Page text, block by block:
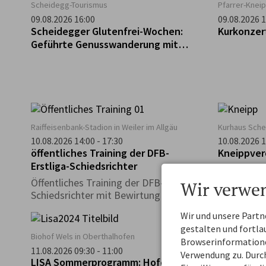
Scheidegg-Tourismus
09.08.2026 16:00
Scheidegger Glutenfrei-Wochen:
Geführte Genusswanderung mit
Pfarrer-
09.08.2026
Raiffeisenbank-Stadion in Weiler im Allgäu
10.08.2026 14:00 - 17:30
öffentliches Training der DFB-
Erstliga-Schiedsrichter
Öffentliches Training der DFB-Erstliga-
Schiedsrichter mit Bewirtung
Kurhaus
10.08.2026
Biohof Wels in Oberthalhofen
11.08.2026 09:30 - 11:00
LISA Sommerprogramm: Hofeinblicke
11.08.2026
Wir
Wir und unsere
gestalten und
Verwendung zu.